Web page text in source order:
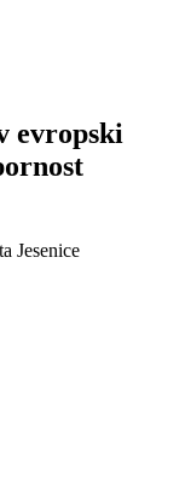
evropski
Jesenice